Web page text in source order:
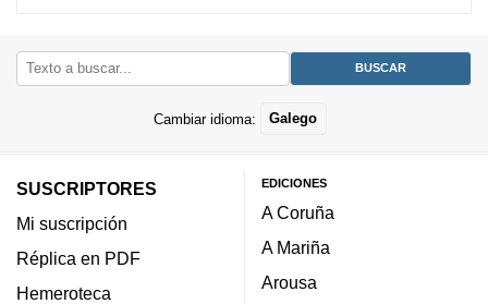
Cambiar idioma: Galego
SUSCRIPTORES
Mi suscripción
Réplica en PDF
Hemeroteca
EDICIONES
A Coruña
A Mariña
Arousa